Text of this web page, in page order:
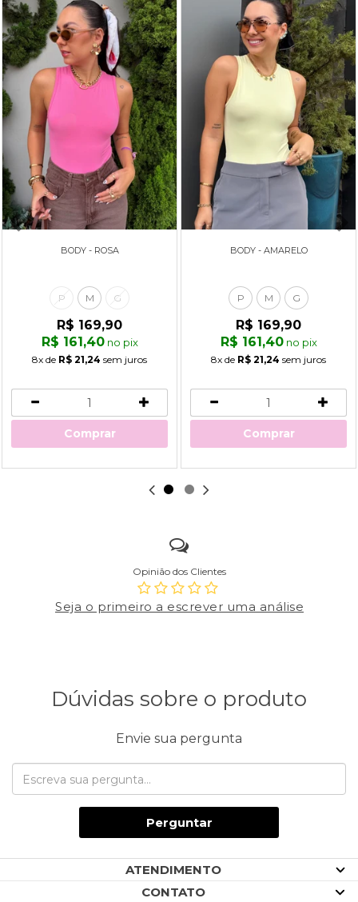
BODY - ROSA
P M G
R$ 169,90
R$ 161,40 no pix
8x de R$ 21,24 sem juros
Comprar
BODY - AMARELO
P M G
R$ 169,90
R$ 161,40 no pix
8x de R$ 21,24 sem juros
Comprar
Opinião dos Clientes
Seja o primeiro a escrever uma análise
Dúvidas sobre o produto
Envie sua pergunta
Perguntar
ATENDIMENTO
CONTATO